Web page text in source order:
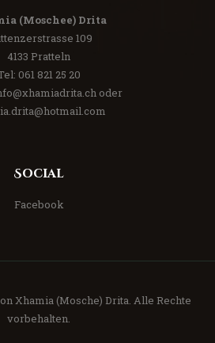
(Moschee) Drita
109
4133 Pratteln
061 821 25 20
oder
Social
Facebook
Xhamia (Mosche) Drita. Alle Rechte
vorbehalten.